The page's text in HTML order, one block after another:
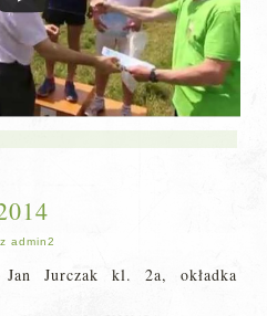
admin2
Jan Jurczak kl. 2a, okładka